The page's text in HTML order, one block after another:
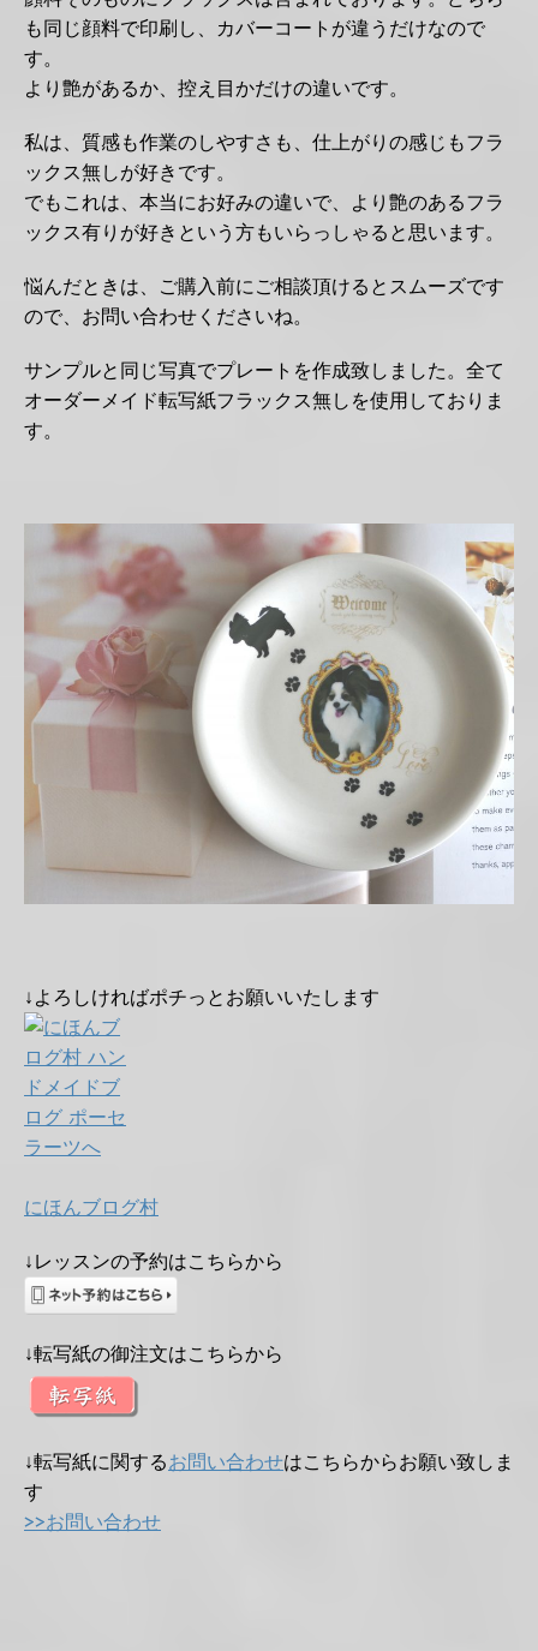
も同じ顔料で印刷し、カバーコートが違うだけなので
す。
より艶があるか、控え目かだけの違いです。
私は、質感も作業のしやすさも、仕上がりの感じもフラ
ックス無しが好きです。
でもこれは、本当にお好みの違いで、より艶のあるフラ
ックス有りが好きという方もいらっしゃると思います。
悩んだときは、ご購入前にご相談頂けるとスムーズです
ので、お問い合わせくださいね。
サンプルと同じ写真でプレートを作成致しました。全て
オーダーメイド転写紙フラックス無しを使用しておりま
す。
↓よろしければポチっとお願いいたします
にほんブログ村
↓レッスンの予約はこちらから
↓転写紙の御注文はこちらから
↓転写紙に関するお問い合わせはこちらからお願い致しま
す
>>お問い合わせ